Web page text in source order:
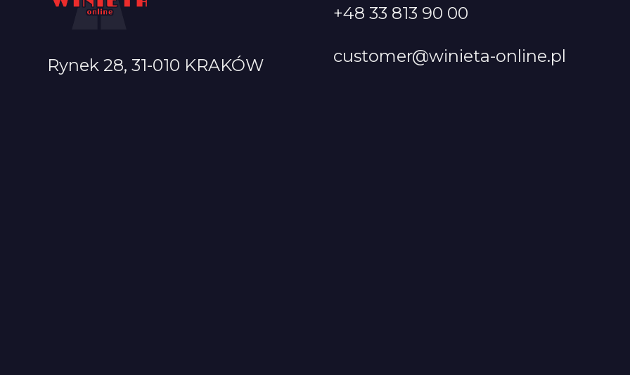
Rynek 28, 31-010 KRAKÓW
+48 33 813 90 00
customer@winieta-online.pl